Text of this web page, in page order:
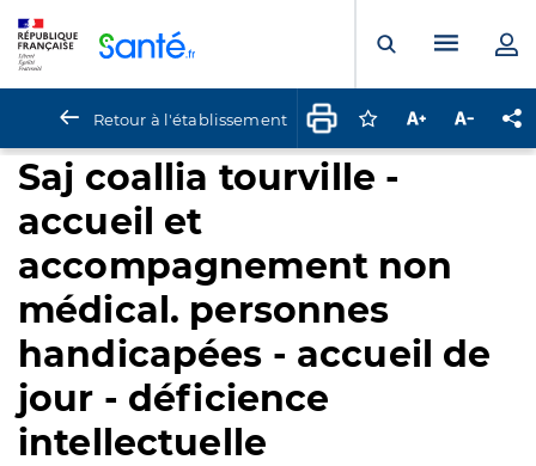
Ouvrir laMenu
Retour à l'établissement Connectez-vous
Augmenter la
Saj coallia tourville -
accueil et
accompagnement non
médical. personnes
handicapées - accueil de
jour - déficience
intellectuelle